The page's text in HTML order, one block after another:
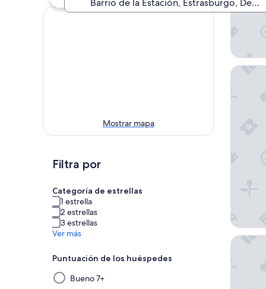
Mostrar mapa
Filtra por
Categoría de estrellas
1 estrella
2 estrellas
3 estrellas
Ver más
Puntuación de los huéspedes
Al
seleccionar
Bueno 7+
Hotel
Hotel